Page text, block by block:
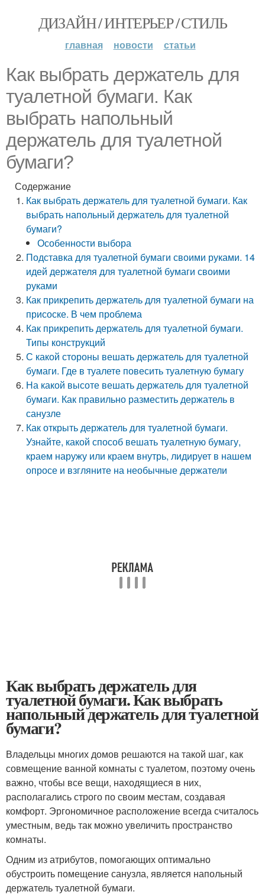
ДИЗАЙН / ИНТЕРЬЕР / СТИЛЬ
главная новости статьи
Как выбрать держатель для
туалетной бумаги. Как
выбрать напольный
держатель для туалетной
бумаги?
Содержание
Как выбрать держатель для туалетной бумаги. Как
выбрать напольный держатель для туалетной
бумаги?
Особенности выбора
Подставка для туалетной бумаги своими руками. 14
идей держателя для туалетной бумаги своими
руками
Как прикрепить держатель для туалетной бумаги на
присоске. В чем проблема
Как прикрепить держатель для туалетной бумаги.
Типы конструкций
С какой стороны вешать держатель для туалетной
бумаги. Где в туалете повесить туалетную бумагу
На какой высоте вешать держатель для туалетной
бумаги. Как правильно разместить держатель в
санузле
Как открыть держатель для туалетной бумаги.
Узнайте, какой способ вешать туалетную бумагу,
краем наружу или краем внутрь, лидирует в нашем
опросе и взгляните на необычные держатели
Как выбрать держатель для
туалетной бумаги. Как выбрать
напольный держатель для туалетной
бумаги?
Владельцы многих домов решаются на такой шаг, как
совмещение ванной комнаты с туалетом, поэтому очень
важно, чтобы все вещи, находящиеся в них,
располагались строго по своим местам, создавая
комфорт. Эргономичное расположение всегда считалось
уместным, ведь так можно увеличить пространство
комнаты.
Одним из атрибутов, помогающих оптимально
обустроить помещение санузла, является напольный
держатель туалетной бумаги.